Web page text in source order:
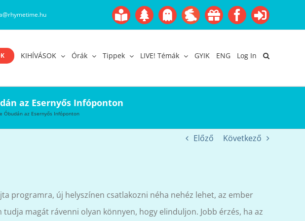
Boofairy
Gyerekangol
AdventHalloween
EasterAkcióFacebook
Login
KIHÍVÁSOK Órák Tippek LIVE! Témák GYIK ENG Log In
az Esernyős Infóponton
Óbudán az Esernyős Infóponton
Előző Következő
programra, új helyszínen csatlakozni néha nehéz lehet, az ember
tudja magát rávenni olyan könnyen, hogy elinduljon. Jobb érzés, ha az